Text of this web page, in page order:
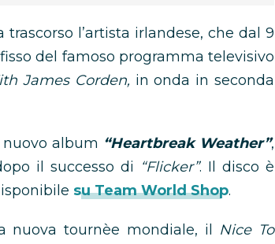
l’artista irlandese, che dal 9
del famoso programma televisivo
James Corden, in onda in seconda
nuovo album “Heartbreak Weather”,
il successo di “Flicker”. Il disco è
su Team World Shop.
nuova tournèe mondiale, il Nice To